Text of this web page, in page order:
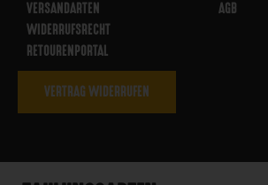
VERSANDARTEN
WIDERRUFSRECHT
RETOURENPORTAL
AGB
VERTRAG WIDERRUFEN